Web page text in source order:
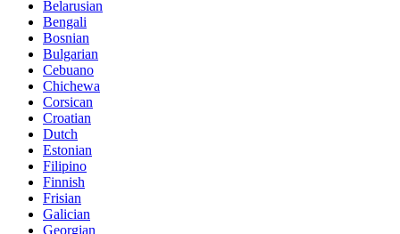
Belarusian
Bengali
Bosnian
Bulgarian
Cebuano
Chichewa
Corsican
Croatian
Dutch
Estonian
Filipino
Finnish
Frisian
Galician
Georgian